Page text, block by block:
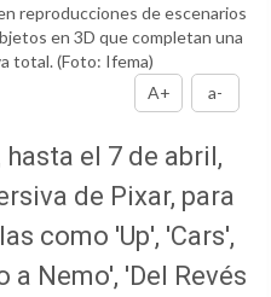
reproducciones de escenarios
en 3D que completan una
total.(Foto: Ifema)
A+
a-
el 7 de abril,
de Pixar, para
como 'Up', 'Cars',
a Nemo', 'Del Revés